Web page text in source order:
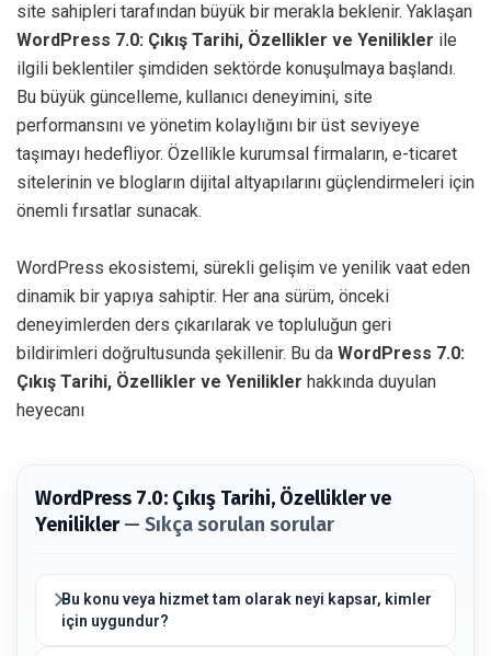
site sahipleri tarafından büyük bir merakla beklenir. Yaklaşan
WordPress 7.0: Çıkış Tarihi, Özellikler ve Yenilikler ile
ilgili beklentiler şimdiden sektörde konuşulmaya başlandı.
Bu büyük güncelleme, kullanıcı deneyimini, site
performansını ve yönetim kolaylığını bir üst seviyeye
taşımayı hedefliyor. Özellikle kurumsal firmaların, e-ticaret
sitelerinin ve blogların dijital altyapılarını güçlendirmeleri için
önemli fırsatlar sunacak.
WordPress ekosistemi, sürekli gelişim ve yenilik vaat eden
dinamik bir yapıya sahiptir. Her ana sürüm, önceki
deneyimlerden ders çıkarılarak ve topluluğun geri
bildirimleri doğrultusunda şekillenir. Bu da WordPress 7.0:
Çıkış Tarihi, Özellikler ve Yenilikler hakkında duyulan
heyecanı
WordPress 7.0: Çıkış Tarihi, Özellikler ve
Yenilikler— Sıkça sorulan sorular
Bu konu veya hizmet tam olarak neyi kapsar, kimler
için uygundur?